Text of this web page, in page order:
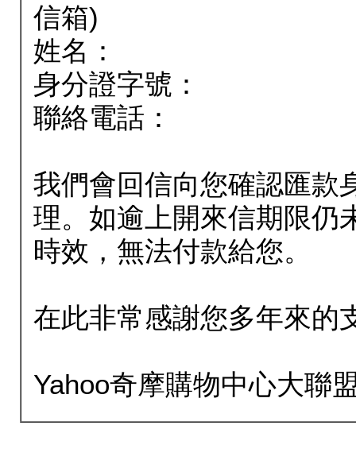
信箱)
姓名：
身分證字號：
聯絡電話：
我們會回信向您確認匯款
理。如逾上開來信期限仍
時效，無法付款給您。
在此非常感謝您多年來的
Yahoo奇摩購物中心大